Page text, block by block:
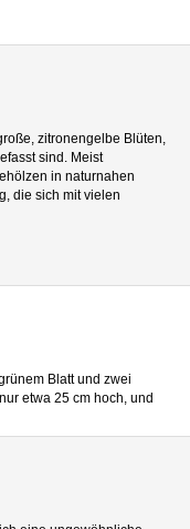
zitronengelbe Blüten,
sind. Meist
in naturnahen
die sich mit vielen
Blatt und zwei
etwa 25 cm hoch, und